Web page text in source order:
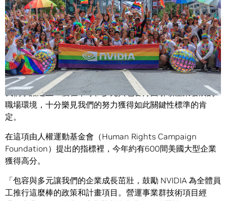
NVIDIA 在美國一項測量企業在針對女同志、男同志 跨性別
者、變性員工和酷兒之政策與實踐項目的「職場平等指數」
標準方面，連續第三年獲得高分。
我們承諾建立一個在平等、多元與包容方面引領產業發展的
職場環境，十分樂見我們的努力獲得如此關鍵性標準的肯
定。
在這項由人權運動基金會（Human Rights Campaign
Foundation）提出的指標裡，今年約有600間美國大型企業
獲得高分。
「包容與多元讓我們的企業成長茁壯，鼓勵 NVIDIA 為全體員
工推行這麼棒的政策和計畫項目。營運事業群技術項目經